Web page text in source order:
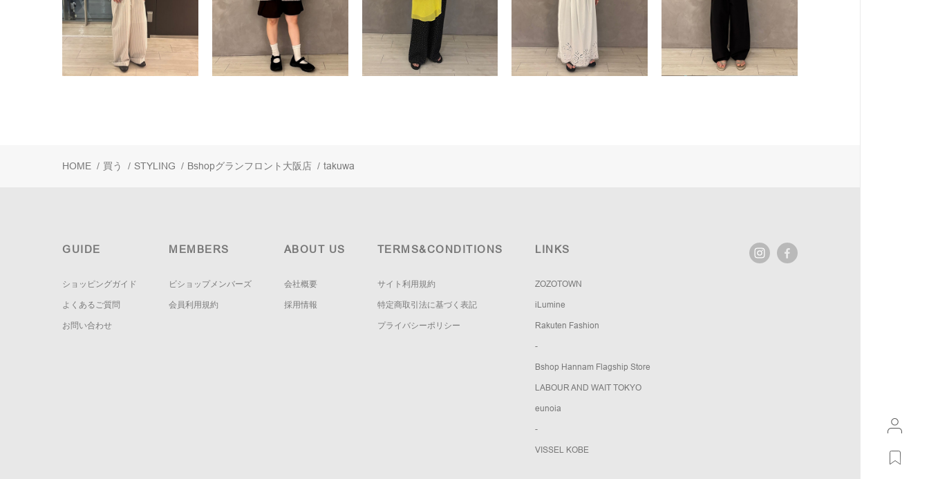
HOME / 買う / STYLING / Bshopグランフロント大阪店 / takuwa
GUIDE
ショッピングガイド
よくあるご質問
お問い合わせ
MEMBERS
ビショップメンバーズ
会員利用規約
ABOUT US
会社概要
採用情報
TERMS&CONDITIONS
サイト利用規約
特定商取引法に基づく表記
プライバシーポリシー
LINKS
ZOZOTOWN
iLumine
Rakuten Fashion
-
Bshop Hannam Flagship Store
LABOUR AND WAIT TOKYO
eunoia
-
VISSEL KOBE